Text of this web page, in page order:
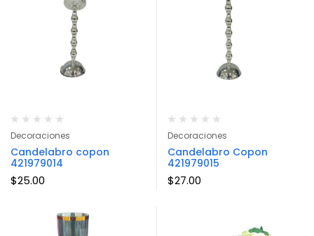
Decoraciones
Candelabro copon
421979014
$25.00
Decoraciones
Candelabro Copon
421979015
$27.00